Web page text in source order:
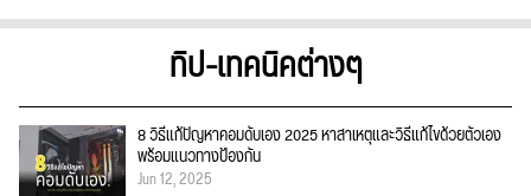
ทิป-เทคนิคต่างๆ
8 วิธีแก้ปัญหาคอมดับเอง 2025 หาสาเหตุและวิธีแก้ไขด้วยตัวเอง
พร้อมแนวทางป้องกัน
Jun 12, 2025